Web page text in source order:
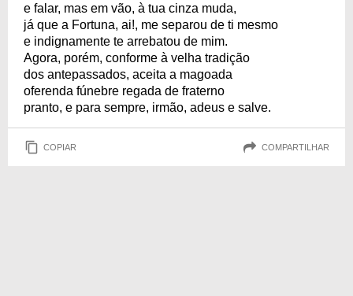
e falar, mas em vão, à tua cinza muda,
já que a Fortuna, ai!, me separou de ti mesmo
e indignamente te arrebatou de mim.
Agora, porém, conforme à velha tradição
dos antepassados, aceita a magoada
oferenda fúnebre regada de fraterno
pranto, e para sempre, irmão, adeus e salve.
COPIAR COMPARTILHAR